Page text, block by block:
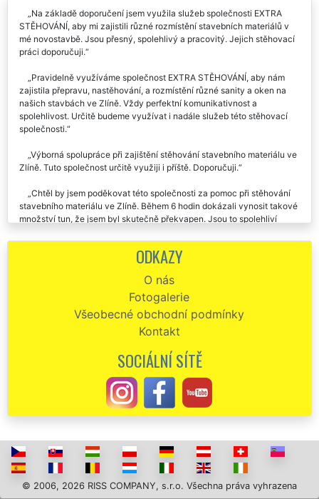
Na základě doporučení jsem využila služeb společnosti EXTRA
STĚHOVÁNÍ, aby mi zajistili různé rozmístění stavebních materiálů v
mé novostavbě. Jsou přesný, spolehlivý a pracovitý. Jejich stěhovací
Pravidelně využíváme společnost EXTRA STĚHOVÁNÍ, aby nám
zajistila přepravu, nastěhování, a rozmístění různé sanity a oken na
našich stavbách ve Zlíně. Vždy perfektní komunikativnost a
spolehlivost. Určitě budeme využívat i nadále služeb této stěhovací
Výborná spolupráce při zajištění stěhování stavebního materiálu ve
Chtěl by jsem poděkovat této společnosti za pomoc při stěhování
stavebního materiálu ve Zlíně. Během 6 hodin dokázali vynosit takové
profesionálové, kteří rozumí své práci. Určitě doporučuji.
Už asi osmkrát jsem využil služeb této stěhovací společnosti.
Pokaždé mi zajišťovaly výnos sanitky a obkladů u mých stavebních
projektů ve Zlíně. Profíci každým coulem. Děkuji Vám za skvělou
dlouhodobou spolupráci.
ODKAZY
O nás
Fotogalerie
Všeobecné obchodní podmínky
Kontakt
SOCIÁLNÍ SÍTĚ